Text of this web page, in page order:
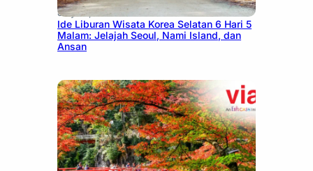
July 15, 2026
Ide Liburan Wisata Korea Selatan 6 Hari 5
Malam: Jelajah Seoul, Nami Island, dan
Ansan